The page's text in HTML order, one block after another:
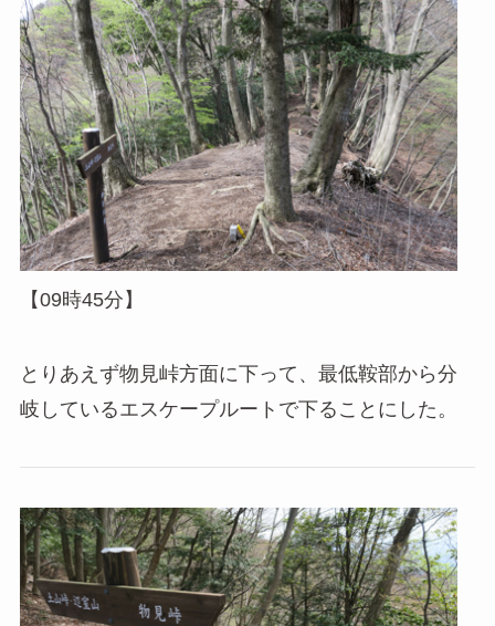
【09時45分】
とりあえず物見峠方面に下って、最低鞍部から分
岐しているエスケープルートで下ることにした。